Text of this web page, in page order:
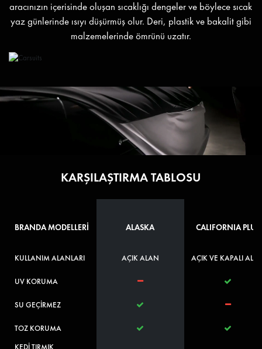
aracınızın içerisinde oluşan sıcaklığı dengeler ve böylece sıcak
yaz günlerinde ısıyı düşürmüş olur. Deri, plastik ve bakalit gibi
malzemelerinde ömrünü uzatır.
KARŞILAŞTIRMA TABLOSU
BRANDA MODELLERİ
KULLANIM ALANLARI
UV KORUMA
SU GEÇİRMEZ
TOZ KORUMA
KEDİ TIRMIK
ALASKA
AÇIK ALAN
CALIFORNIA PLUS
AÇIK VE KAPALI